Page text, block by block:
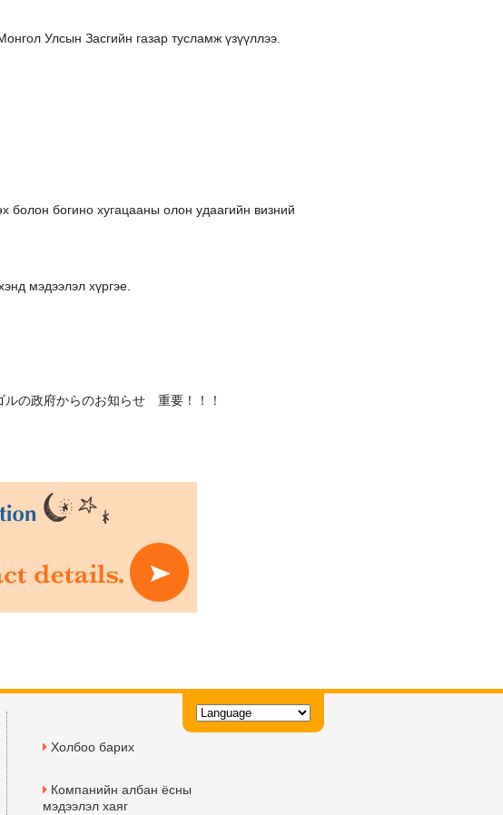
Улсын Засгийн газар тусламж үзүүллээ.
болон богино хугацааны олон удаагийн визний
мэдээлэл хүргэе.
ルの政府からのお知らせ 重要！！！
Холбоо барих
Компанийн албан ёсны
мэдээлэл хаяг